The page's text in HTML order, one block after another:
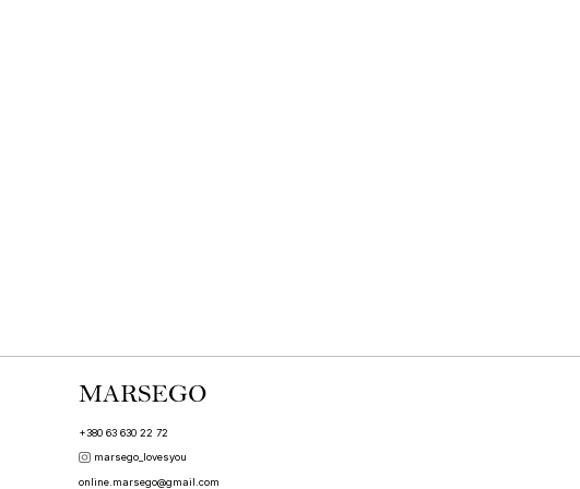
+380 63 630 22 72
marsego_lovesyou
online.marsego@gmail.com